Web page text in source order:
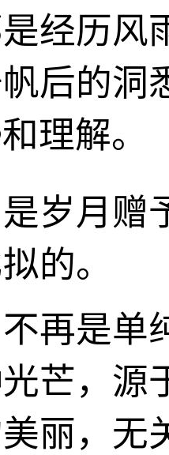
经历风
后的洞
理解。
岁月赠
的。
再是单
芒，源
丽，无